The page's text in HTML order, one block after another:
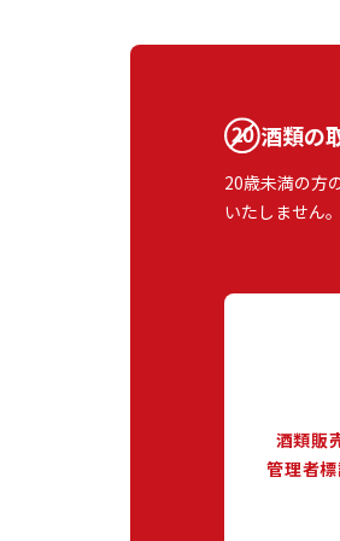
酒類の
20歳未満の方
いたしません。
酒類販
管理者